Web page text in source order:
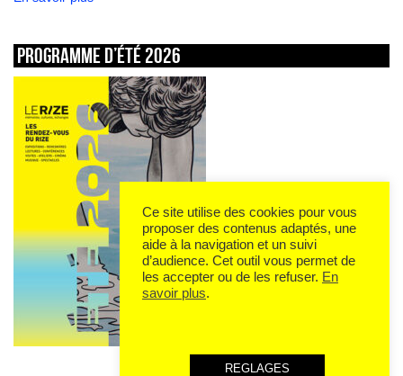
Programme d’été 2026
Ce site utilise des cookies pour vous
proposer des contenus adaptés, une
aide à la navigation et un suivi
d’audience. Cet outil vous permet de
les accepter ou de les refuser. En
savoir plus.
REGLAGES